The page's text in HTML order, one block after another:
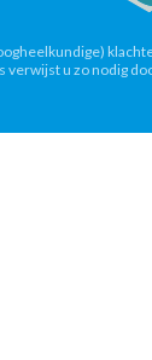
verwijst u zo nodig